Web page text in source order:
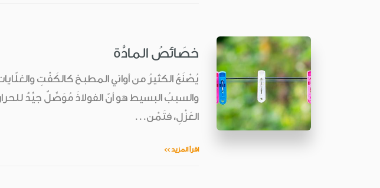
خصَائصُ المادَّة
يُصْنَعُ الكثيرُ من أواني المطبخ كالكَفْتِ
والسببُ البسيط هو أنّ الفولاذَ مُوَصِّلٌ جيِّدٌ
العَزْلِ، فتَمْن...
اقرأ المزيد >>